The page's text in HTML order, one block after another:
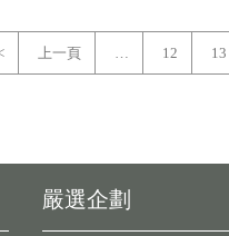
上一頁 … 12 13
嚴選企劃